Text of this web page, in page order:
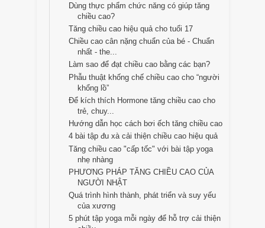
Dùng thực phẩm chức năng có giúp tăng
chiều cao?
Tăng chiều cao hiệu quả cho tuổi 17
Chiều cao cân nặng chuẩn của bé - Chuẩn
nhất - the...
Làm sao để đạt chiều cao bằng các bạn?
Phẫu thuật khống chế chiều cao cho “người
khổng lồ”
Để kích thích Hormone tăng chiều cao cho
trẻ, chuy...
Hướng dẫn học cách bơi ếch tăng chiều cao
4 bài tập đu xà cải thiện chiều cao hiệu quả
Tăng chiều cao "cấp tốc" với bài tập yoga
nhẹ nhàng
PHƯƠNG PHÁP TĂNG CHIỀU CAO CỦA
NGƯỜI NHẬT
Quá trình hình thành, phát triển và suy yếu
của xương
5 phút tập yoga mỗi ngày để hỗ trợ cải thiện